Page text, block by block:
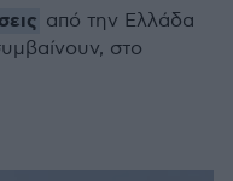
από την Ελλάδα
στο